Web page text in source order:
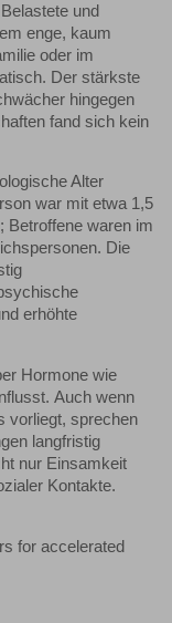
und
enge, kaum
oder im
Der stärkste
hingegen
fand sich kein
Alter
war mit etwa 1,5
Betroffene waren im
Die
erhöhte
Hormone wie
Auch wenn
vorliegt, sprechen
langfristig
nur Einsamkeit
Kontakte.
for accelerated